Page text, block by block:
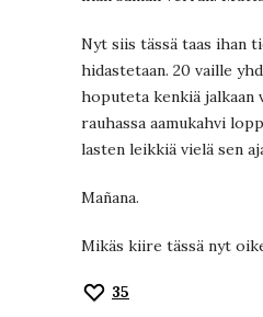
Nyt siis tässä taas ihan
hidastetaan. 20 vaille
hoputeta kenkiä jalkaan
rauhassa aamukahvi
lasten leikkiä vielä sen
Mañana.
Mikäs kiire tässä nyt
35